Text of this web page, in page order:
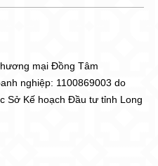
mại Đồng Tâm
nghiệp: 1100869003 do
Sở Kế hoạch Đầu tư tỉnh Long